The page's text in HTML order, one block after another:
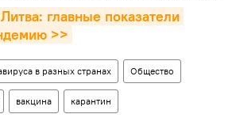
главные показатели
>>
в разных странах Общество
вакцина карантин